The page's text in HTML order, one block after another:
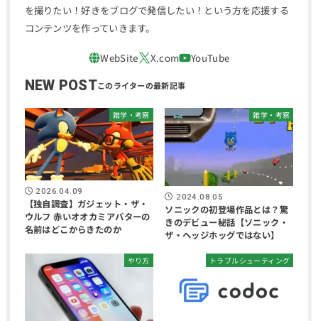
を撮りたい！好きをブログで発信したい！という方を応援する
コンテンツを作っていきます。
NEW POST
雑学・考察
2026.04.09
【独自調査】ガジェット・ザ・
ウルフ 赤いオオカミアバターの
名前はどこからきたのか
雑学・考察
2024.08.05
ソニックの初登場作品とは？驚
きのデビュー秘話【ソニック・
ザ・ヘッジホッグではない】
やり方 トラブルシューティング